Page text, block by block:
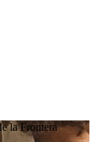
la Frontera